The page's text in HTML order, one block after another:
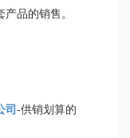
品的销售。
司 -供销划算的